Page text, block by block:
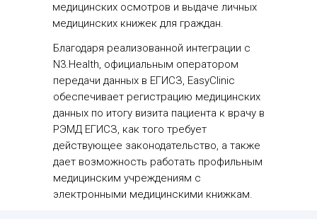
медицинских осмотров и выдаче личных
медицинских книжек для граждан.
Благодаря реализованной интеграции с
N3.Health, официальным оператором
передачи данных в ЕГИСЗ, EasyClinic
обеспечивает регистрацию медицинских
данных по итогу визита пациента к врачу в
РЭМД ЕГИСЗ, как того требует
действующее законодательство, а также
дает возможность работать профильным
медицинским учреждениям с
электронными медицинскими книжкам.